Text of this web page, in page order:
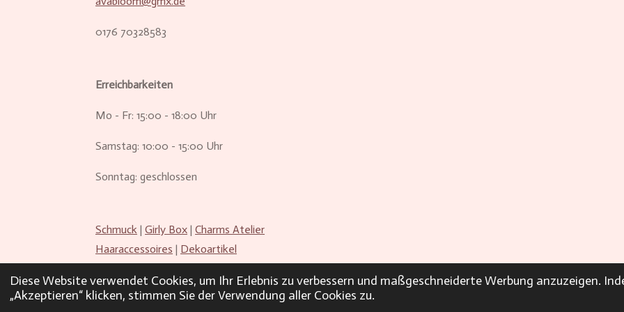
Diese Website verwendet Cookies, um Ihr Erlebnis zu verbessern und maßgeschneiderte Werbung anzuzeigen.
„Akzeptieren“ klicken, stimmen Sie der Verwendung aller Cookies zu.
0176 70328583
Erreichbarkeiten
Mo - Fr: 15:00 - 18:00 Uhr
Samstag: 10:00 - 15:00 Uhr
Sonntag: geschlossen
Schmuck | Girly Box | Charms Atelier
Haaraccessoires | Dekoartikel
Impressum |Datenschutz |AGB|
Widerruf